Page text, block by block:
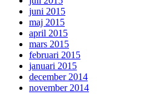
juni 2015
maj 2015
april 2015
mars 2015
februari 2015
januari 2015
december 2014
november 2014